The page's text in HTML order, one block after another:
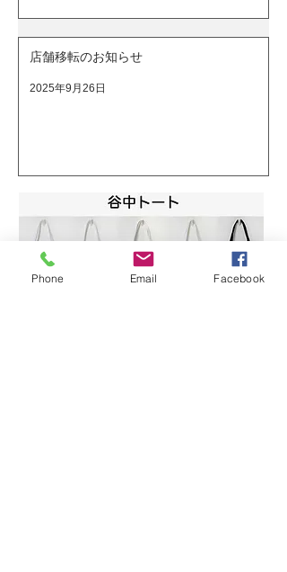
店舗移転のお知らせ
2025年9月26日
Phone Email Facebook